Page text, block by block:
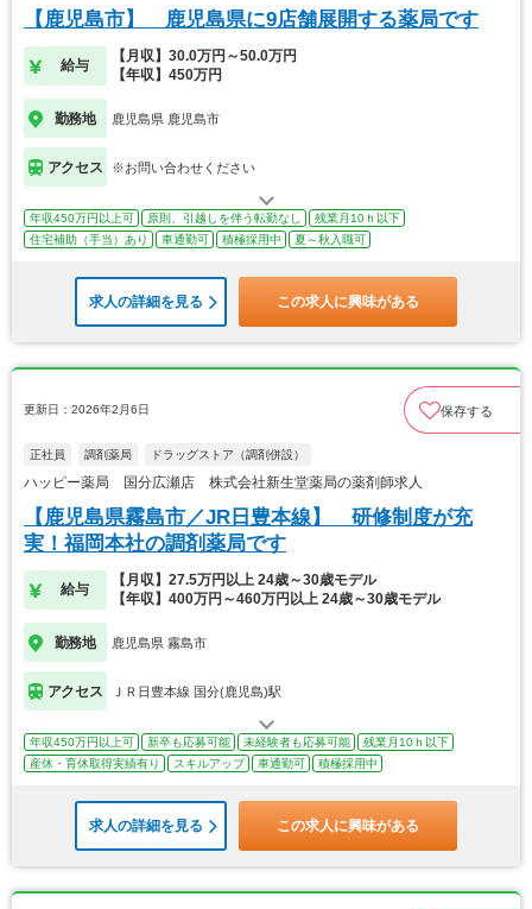
【鹿児島市】 鹿児島県に9店舗展開する薬局です
給与
【月収】30.0万円～50.0万円
【年収】450万円
勤務地 鹿児島県 鹿児島市
アクセス ※お問い合わせください
年収450万円以上可 原則、引越しを伴う転勤なし
残業月10ｈ以下
住宅補助（手当）あり
車通勤可 積極採用中 夏～秋入職可
求人の詳細を見る この求人に興味がある
更新日：2026年2月6日 保存する
正社員 調剤薬局 ドラッグストア（調剤併設）
ハッピー薬局 国分広瀬店 株式会社新生堂薬局の薬剤師求人
【鹿児島県霧島市／JR日豊本線】 研修制度が充
実！福岡本社の調剤薬局です
給与
【月収】27.5万円以上 24歳～30歳モデル
【年収】400万円～460万円以上 24歳～30歳モデル
勤務地 鹿児島県 霧島市
アクセス ＪＲ日豊本線 国分(鹿児島)駅
年収450万円以上可 新卒も応募可能 未経験者も応募可能
残業月10ｈ以下
産休・育休取得実績有り
スキルアップ 車通勤可 積極採用中
求人の詳細を見る この求人に興味がある